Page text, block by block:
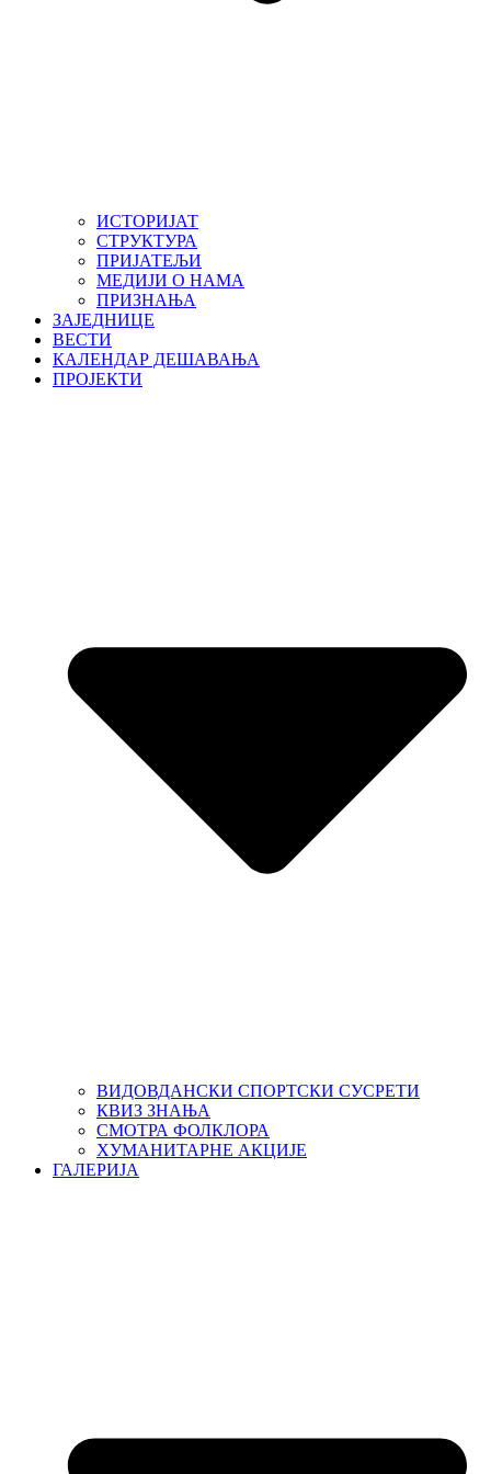
ИСТОРИЈАТ
СТРУКТУРА
ПРИЈАТЕЉИ
МЕДИЈИ О НАМА
ПРИЗНАЊА
ЗАЈЕДНИЦЕ
ВЕСТИ
КАЛЕНДАР ДЕШАВАЊА
ПРОЈЕКТИ
ВИДОВДАНСКИ СПОРТСКИ СУСРЕТИ
КВИЗ ЗНАЊА
СМОТРА ФОЛКЛОРА
ХУМАНИТАРНЕ АКЦИЈЕ
ГАЛЕРИЈА